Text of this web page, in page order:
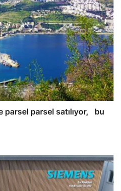
parsel parsel satılıyor, bu